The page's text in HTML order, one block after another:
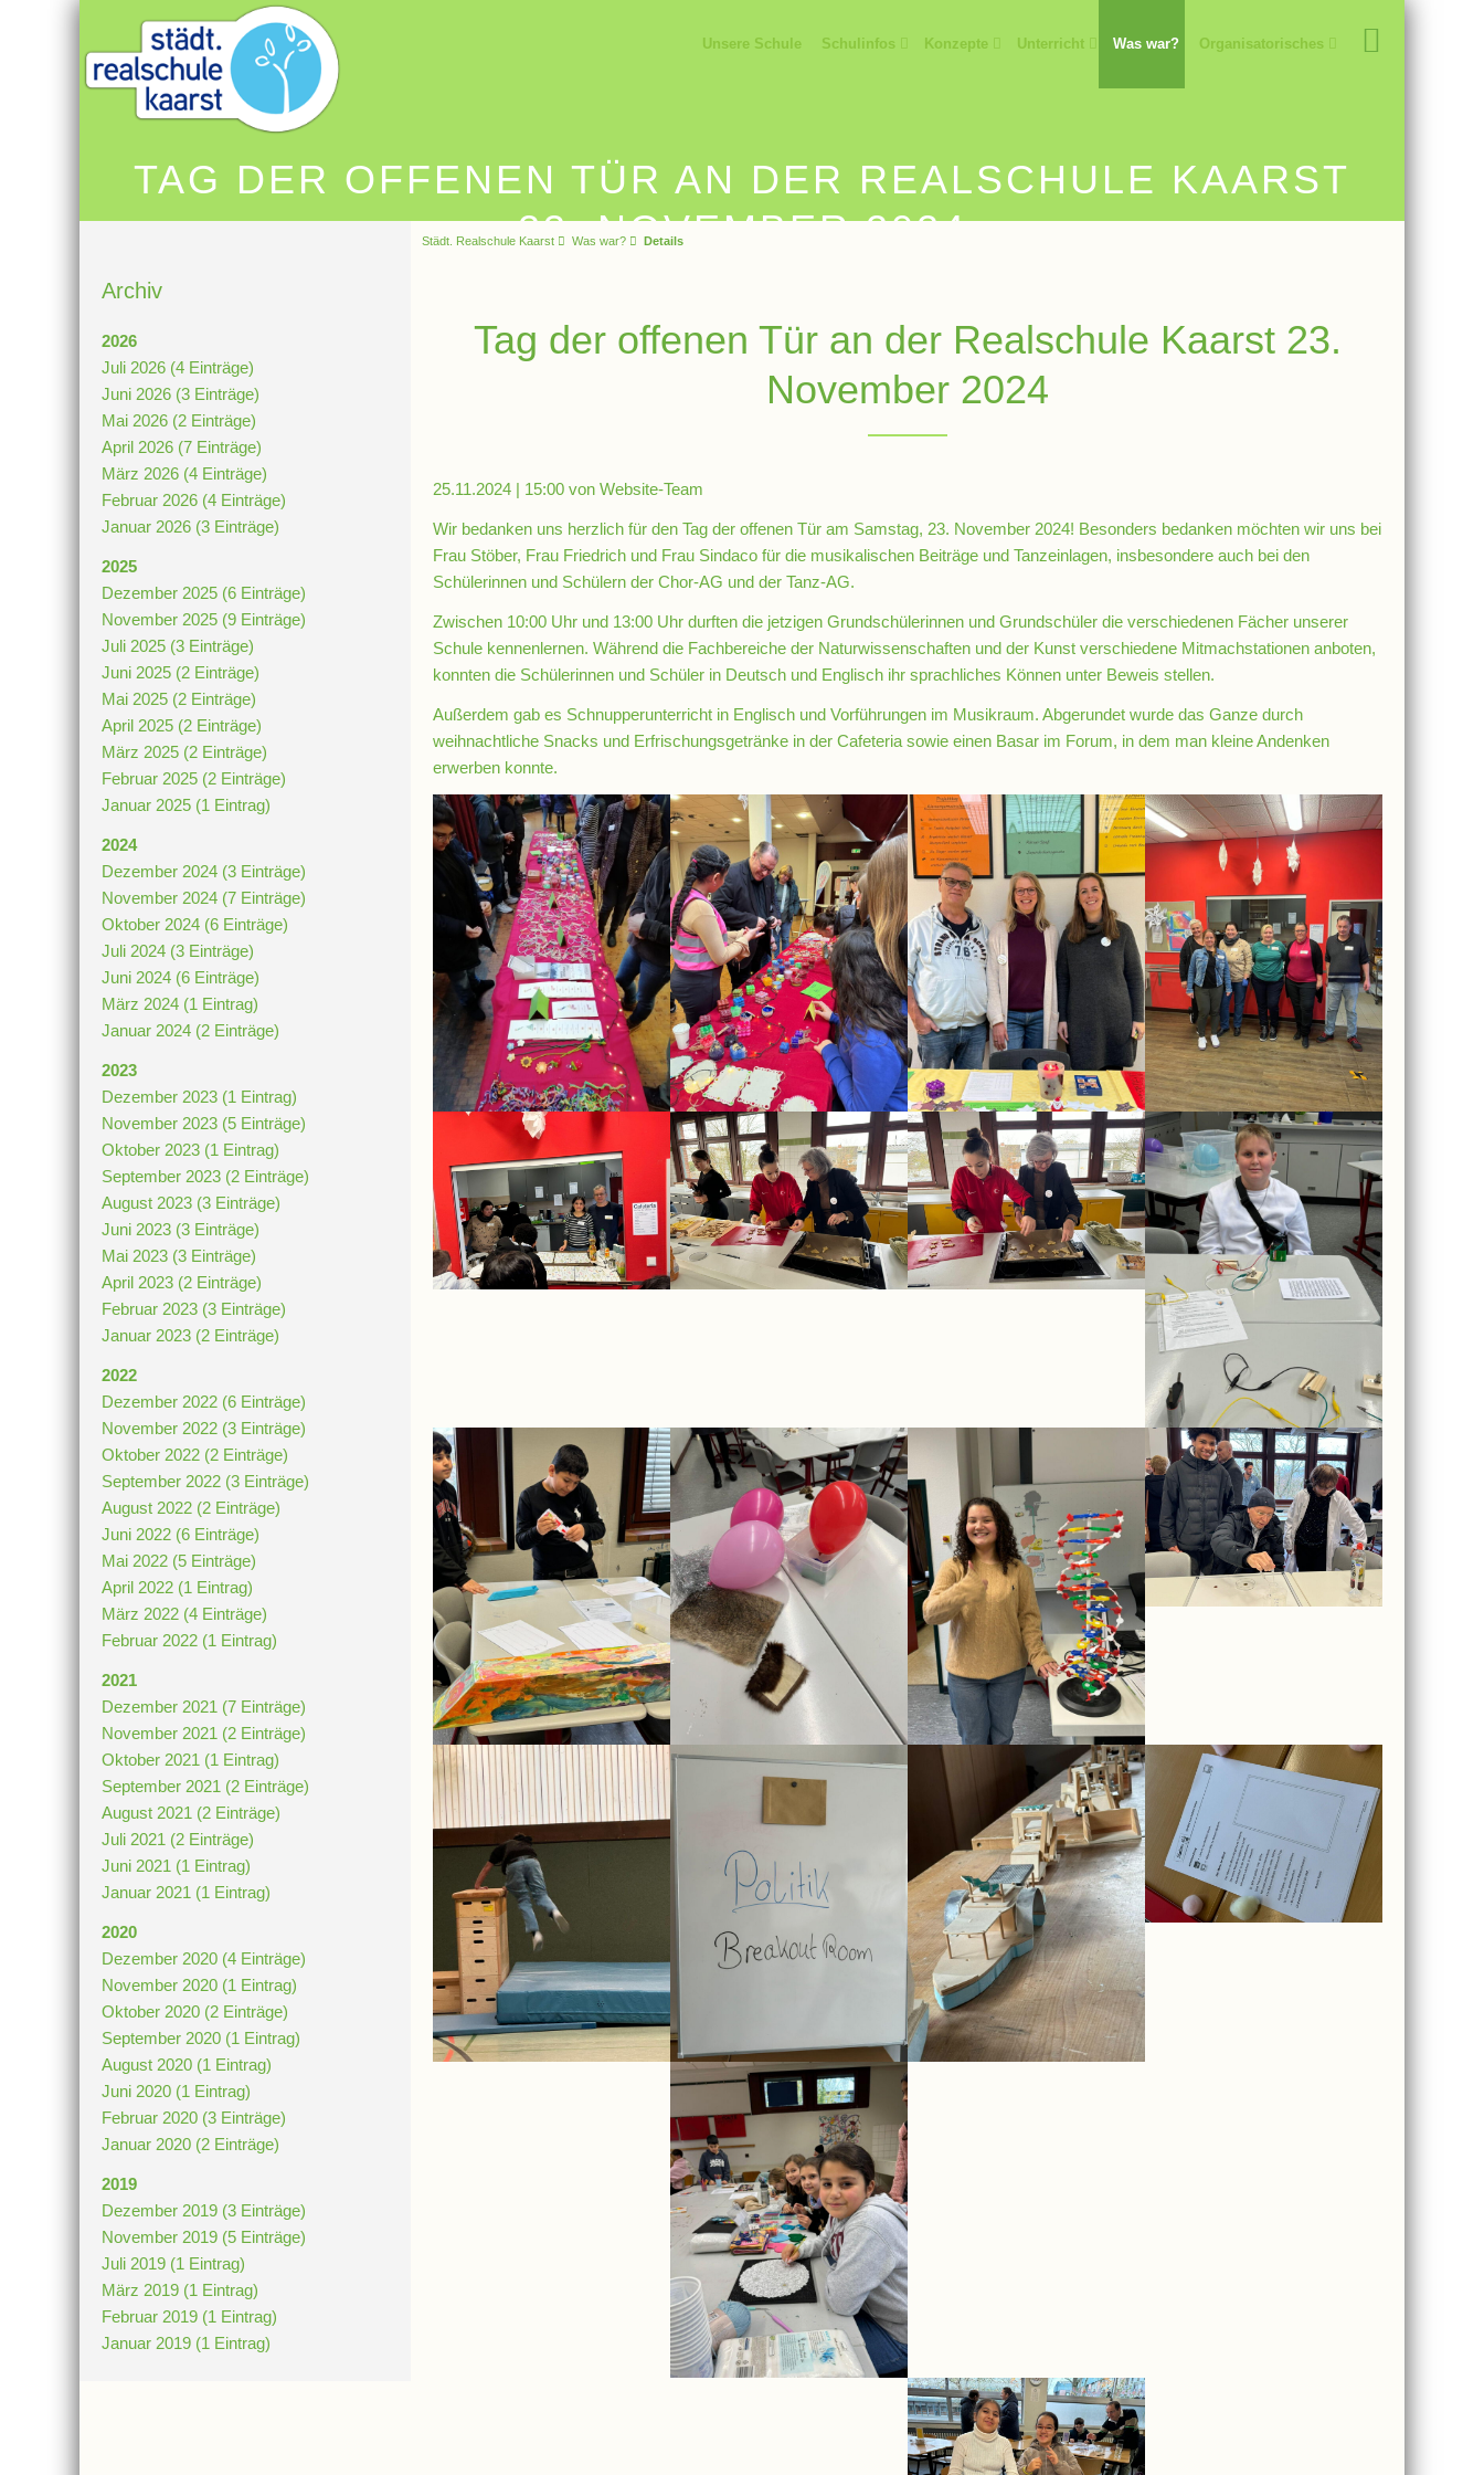
Unsere Schule Schulinfos Konzepte Unterricht Was war? Organisatorisches
TAG DER OFFENEN TÜR AN DER REALSCHULE KAARST
23. NOVEMBER 2024
Städt. Realschule Kaarst Was war? Details
Tag der offenen Tür an der Realschule Kaarst 23.
November 2024
25.11.2024 | 15:00 von Website-Team
Wir bedanken uns herzlich für den Tag der offenen Tür am Samstag, 23. November 2024! Besonders bedanken möchten wir uns bei
Frau Stöber, Frau Friedrich und Frau Sindaco für die musikalischen Beiträge und Tanzeinlagen, insbesondere auch bei den
Schülerinnen und Schülern der Chor-AG und der Tanz-AG.
Zwischen 10:00 Uhr und 13:00 Uhr durften die jetzigen Grundschülerinnen und Grundschüler die verschiedenen Fächer unserer
Schule kennenlernen. Während die Fachbereiche der Naturwissenschaften und der Kunst verschiedene Mitmachstationen anboten,
konnten die Schülerinnen und Schüler in Deutsch und Englisch ihr sprachliches Können unter Beweis stellen.
Außerdem gab es Schnupperunterricht in Englisch und Vorführungen im Musikraum. Abgerundet wurde das Ganze durch
weihnachtliche Snacks und Erfrischungsgetränke in der Cafeteria sowie einen Basar im Forum, in dem man kleine Andenken
erwerben konnte.
Archiv
2026
Juli 2026 (4 Einträge)
Juni 2026 (3 Einträge)
Mai 2026 (2 Einträge)
April 2026 (7 Einträge)
März 2026 (4 Einträge)
Februar 2026 (4 Einträge)
Januar 2026 (3 Einträge)
2025
Dezember 2025 (6 Einträge)
November 2025 (9 Einträge)
Juli 2025 (3 Einträge)
Juni 2025 (2 Einträge)
Mai 2025 (2 Einträge)
April 2025 (2 Einträge)
März 2025 (2 Einträge)
Februar 2025 (2 Einträge)
Januar 2025 (1 Eintrag)
2024
Dezember 2024 (3 Einträge)
November 2024 (7 Einträge)
Oktober 2024 (6 Einträge)
Juli 2024 (3 Einträge)
Juni 2024 (6 Einträge)
März 2024 (1 Eintrag)
Januar 2024 (2 Einträge)
2023
Dezember 2023 (1 Eintrag)
November 2023 (5 Einträge)
Oktober 2023 (1 Eintrag)
September 2023 (2 Einträge)
August 2023 (3 Einträge)
Juni 2023 (3 Einträge)
Mai 2023 (3 Einträge)
April 2023 (2 Einträge)
Februar 2023 (3 Einträge)
Januar 2023 (2 Einträge)
2022
Dezember 2022 (6 Einträge)
November 2022 (3 Einträge)
Oktober 2022 (2 Einträge)
September 2022 (3 Einträge)
August 2022 (2 Einträge)
Juni 2022 (6 Einträge)
Mai 2022 (5 Einträge)
April 2022 (1 Eintrag)
März 2022 (4 Einträge)
Februar 2022 (1 Eintrag)
2021
Dezember 2021 (7 Einträge)
November 2021 (2 Einträge)
Oktober 2021 (1 Eintrag)
September 2021 (2 Einträge)
August 2021 (2 Einträge)
Juli 2021 (2 Einträge)
Juni 2021 (1 Eintrag)
Januar 2021 (1 Eintrag)
2020
Dezember 2020 (4 Einträge)
November 2020 (1 Eintrag)
Oktober 2020 (2 Einträge)
September 2020 (1 Eintrag)
August 2020 (1 Eintrag)
Juni 2020 (1 Eintrag)
Februar 2020 (3 Einträge)
Januar 2020 (2 Einträge)
2019
Dezember 2019 (3 Einträge)
November 2019 (5 Einträge)
Juli 2019 (1 Eintrag)
März 2019 (1 Eintrag)
Februar 2019 (1 Eintrag)
Januar 2019 (1 Eintrag)